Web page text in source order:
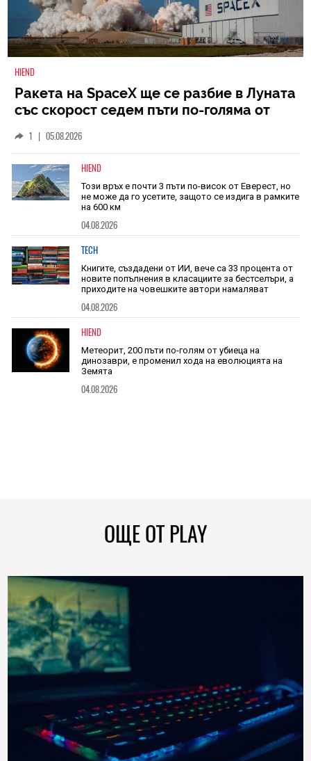
HIEND
Ракета на SpaceX ще се разбие в Луната
със скорост седем пъти по-голяма от
1 | 05.08.2026
HIEND
Този връх е почти 3 пъти по-висок от Еверест, но
не може да го усетите, защото се издига в рамките
на 600 км
04.08.2026
TECH
Книгите, създадени от ИИ, вече са 33 процента от
новите попълнения в класациите за бестселъри, а
приходите на човешките автори намаляват
04.08.2026
HIEND
Метеорит, 200 пъти по-голям от убиеца на
динозаври, е променил хода на еволюцията на
Земята
04.08.2026
ОЩЕ ОТ PLAY